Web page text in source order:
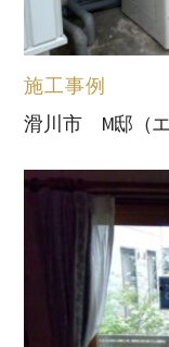
施工事例
滑川市 M邸（エ